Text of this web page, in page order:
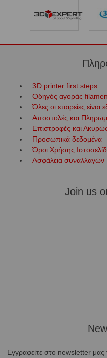
3D printer first steps
Οδηγός αγοράς
Όλες οι εταιρείες είναι
Αποστολές και
Επιστροφές και
Προσωπικά δεδομένα
Όροι Χρήσης
Ασφάλεια συναλλαγών
Join us
Εγγραφείτε στο newsletter μας